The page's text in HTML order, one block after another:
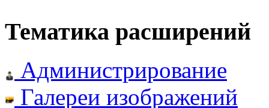
Тематика расширений
Администрирование
Галереи изображений